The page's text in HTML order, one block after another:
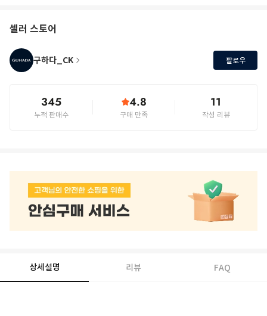
셀러 스토어
구하다_CK 팔로우
345
누적 판매수
4.8
구매 만족
11
작성 리뷰
상세설명 리뷰 FAQ